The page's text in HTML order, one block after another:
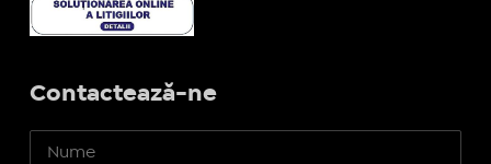
Contactează-ne